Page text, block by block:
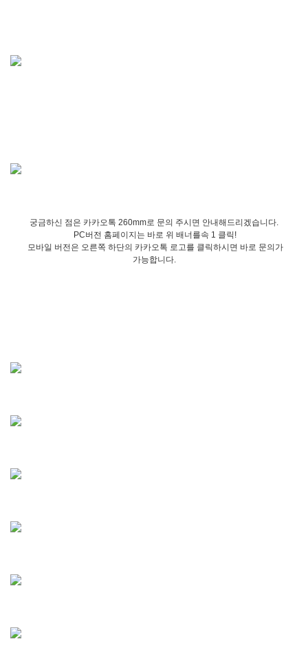
궁금하신 점은 카카오톡 260mm로 문의 주시면 안내해드리겠습니다.
PC버전 홈페이지는 바로 위 배너를속 1 클릭!
모바일 버전은 오른쪽 하단의 카카오톡 로고를 클릭하시면 바로 문의가
가능합니다.